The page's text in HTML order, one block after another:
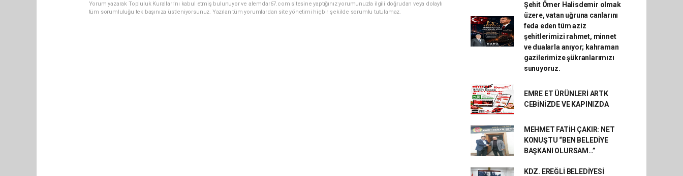
Yorum yazarak Topluluk Kuralları’nı kabul etmiş bulunuyor ve alemdar67.com sitesine yaptığınız yorumunuzla ilgili doğrudan veya dolaylı
tüm sorumluluğu tek başınıza üstleniyorsunuz. Yazılan tüm yorumlardan site yönetimi hiçbir şekilde sorumlu tutulamaz.
Şehit Ömer Halisdemir olmak
üzere, vatan uğruna canlarını
feda eden tüm aziz
şehitlerimizi rahmet, minnet
ve dualarla anıyor; kahraman
gazilerimize şükranlarımızı
sunuyoruz.
EMRE ET ÜRÜNLERİ ARTK
CEBİNİZDE VE KAPINIZDA
MEHMET FATİH ÇAKIR: NET
KONUŞTU “BEN BELEDİYE
BAŞKANI OLURSAM…”
KDZ. EREĞLİ BELEDİYESİ